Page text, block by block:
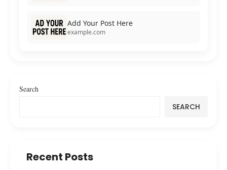
Add Your Post Here
example.com
Search
SEARCH
Recent Posts